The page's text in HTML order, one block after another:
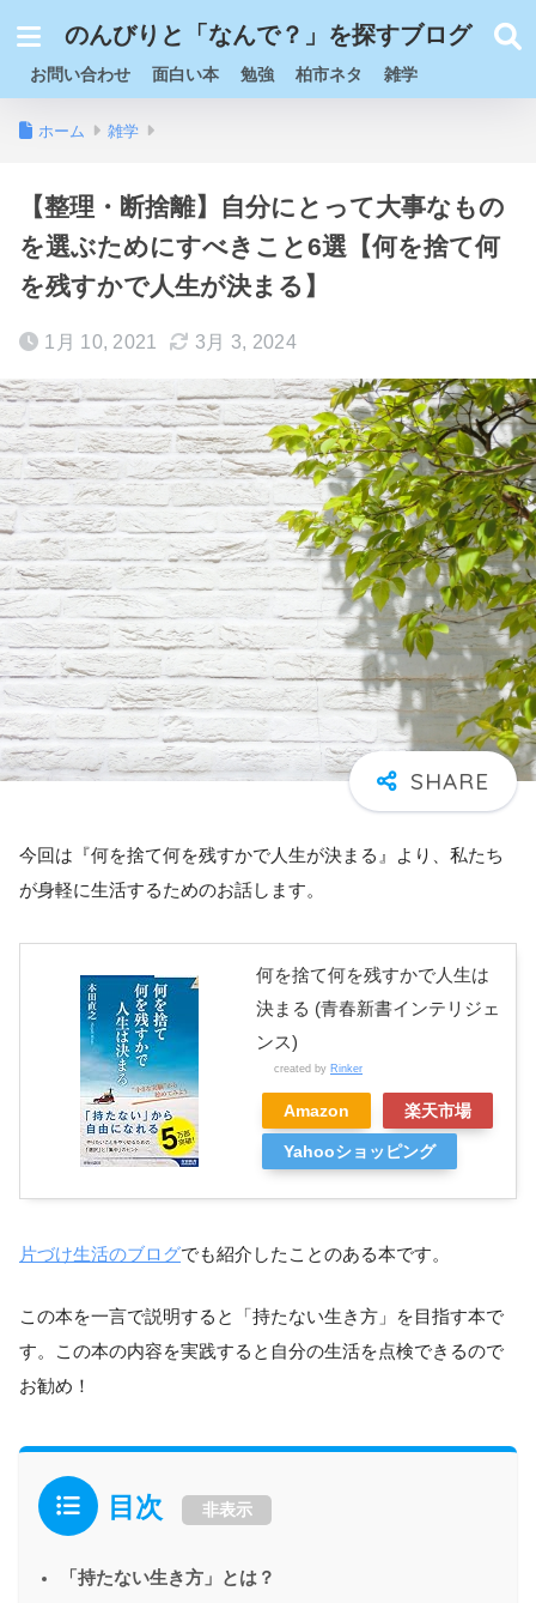
のんびりと「なんで？」を探すブログ
お問い合わせ 面白い本 勉強 柏市ネタ 雑学
ホーム 雑学
【整理・断捨離】自分にとって大事なもの
を選ぶためにすべきこと6選【何を捨て何
を残すかで人生が決まる】
1月 10, 2021 3月 3, 2024
今回は『何を捨て何を残すかで人生が決まる』より、私たち
が身軽に生活するためのお話します。
何を捨て何を残すかで人生は
決まる (青春新書インテリジェ
ンス)
created by Rinker
Amazon 楽天市場
Yahooショッピング
片づけ生活のブログでも紹介したことのある本です。
この本を一言で説明すると「持たない生き方」を目指す本で
す。この本の内容を実践すると自分の生活を点検できるので
お勧め！
目次 非表示
「持たない生き方」とは？